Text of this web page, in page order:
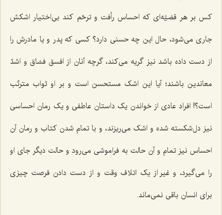
کس بر هر قضیّه‌ای که احساس رأفت و ترحّم کند بی‌اختیار اشکش
جاری می‌شود، حال این چه حسنی دارد؟ کسی که پدر و یا مادرش را
از دست داده باشد نیز گریه می‌کند، گرچه آنان از افسق فسّاق و اشدّ
معاندین باشند؛ آیا این اشک مستحسن است و بر او ثواب مترتّب
است؟! افراد عادی از خواندن یک داستان عاطفی و یک رمان احساسی
نیز دل‌شکسته شده و اشک می‌ریزند، و با تمام شدن کتاب و رمان آن
احساس نیز تمام و آن حالت به فراموشی می‌رود و حالت دیگر جای او
را می‌گیرد، و غیر از یک اتلاف وقت و از دست دادن فرصت چیزی
برای انسان باقی نمی‌ماند.